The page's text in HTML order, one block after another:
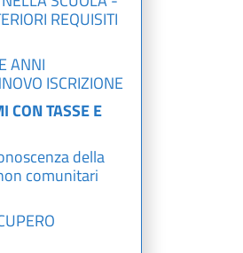
REQUISITI
ANNI
ISCRIZIONE
CON TASSE E
della
comunitari